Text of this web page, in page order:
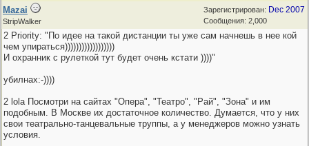
Зарегистрирован: Dec 2007
Сообщения: 2,000
Mazai
StripWalker
2 Priority: "По идее на такой дистанции ты уже сам начнешь в нее кой
чем упираться))))))))))))))))))
И охранник с рулеткой тут будет очень кстати ))))"
убилнах:-))))
2 lola Посмотри на сайтах "Опера", "Театро", "Рай", "Зона" и им
подобным. В Москве их достаточное количество. Думается, что у них
свои театрально-танцевальные труппы, а у менеджеров можно узнать
условия.